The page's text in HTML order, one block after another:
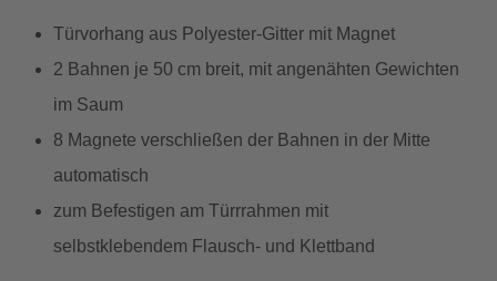
Türvorhang aus Polyester-Gitter mit Magnet
2 Bahnen je 50 cm breit, mit angenähten Gewichten
im Saum
8 Magnete verschließen der Bahnen in der Mitte
automatisch
zum Befestigen am Türrrahmen mit
selbstklebendem Flausch- und Klettband